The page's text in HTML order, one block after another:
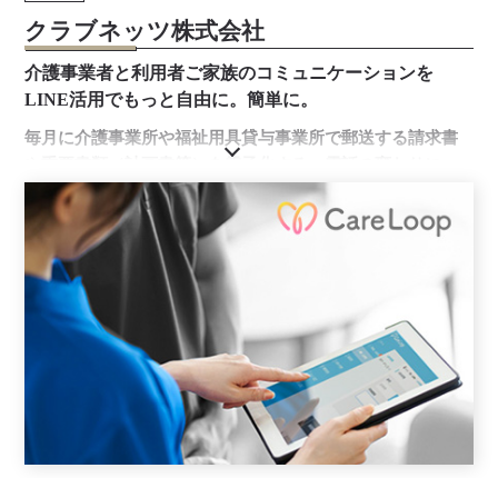
クラブネッツ株式会社
介護事業者と利用者ご家族のコミュニケーションを
LINE活用でもっと自由に。簡単に。
毎月に介護事業所や福祉用具貸与事業所で郵送する請求書
LINEを活用してコミュニケーション円滑化が可能となりま
す。
現場の業務コスト・郵送コストを大幅にカットすること
で、生産性向上に繋げられます。